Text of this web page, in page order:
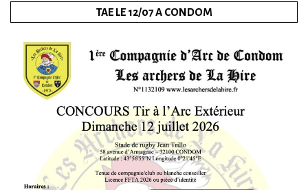
TAE LE 12/07 A CONDOM